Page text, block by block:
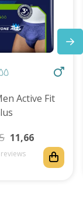
Active Fit
Plus
11,66